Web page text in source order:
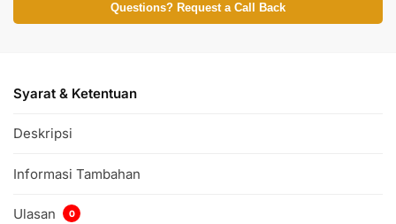
Questions? Request a Call Back
Syarat & Ketentuan
Deskripsi
Informasi Tambahan
Ulasan 0